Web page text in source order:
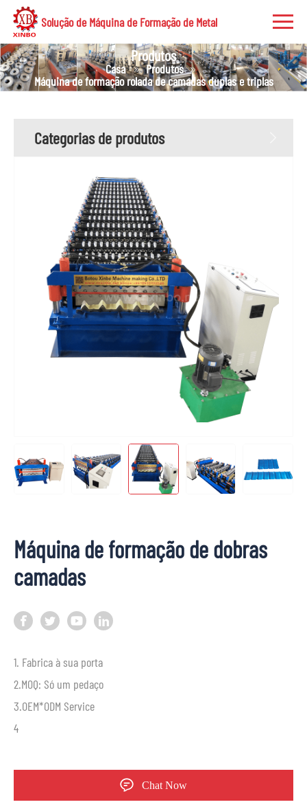
Solução de Máquina de Formação de Metal
Produtos
Casa
Produtos
Máquina de formação rolada de camadas duplas e triplas
Categorias de produtos
Máquina de formação de dobras
camadas
1. Fabrica à sua porta
2.MOQ: Só um pedaço
3.OEM*ODM Service
4
Chat Now